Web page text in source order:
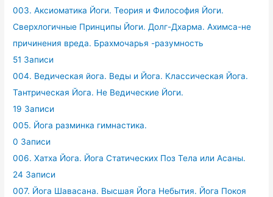
003. Аксиоматика Йоги. Теория и Философия Йоги.
Сверхлогичные Принципы Йоги. Долг-Дхарма. Ахимса-не
причинения вреда. Брахмочарья -разумность
51 Записи
004. Ведическая йога. Веды и Йога. Классическая Йога.
Тантрическая Йога. Не Ведические Йоги.
19 Записи
005. Йога разминка гимнастика.
0 Записи
006. Хатха Йога. Йога Статических Поз Тела или Асаны.
24 Записи
007. Йога Шавасана. Высшая Йога Небытия. Йога Покоя